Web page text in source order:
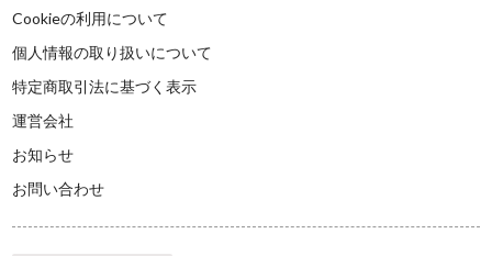
Cookieの利用について
個人情報の取り扱いについて
特定商取引法に基づく表示
運営会社
お知らせ
お問い合わせ